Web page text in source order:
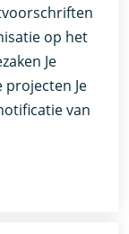
op het
Je
Je
van